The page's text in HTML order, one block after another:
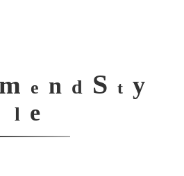
m e n d S t y
l e